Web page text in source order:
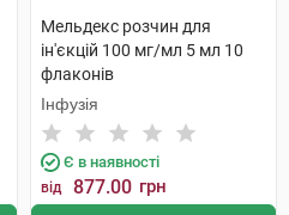
Мельдекс розчин для
ін'єкцій 100 мг/мл 5 мл 10
флаконів
Інфузія
Є в наявності
від 877.00 грн